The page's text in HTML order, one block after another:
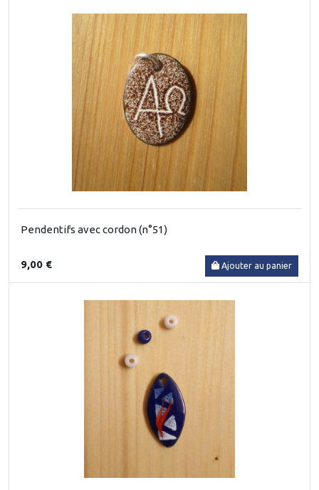
Pendentifs avec cordon (n°51)
9,00 € Ajouter au panier